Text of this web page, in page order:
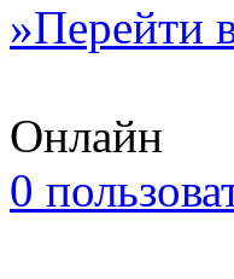
»Перейти
Онлайн
0